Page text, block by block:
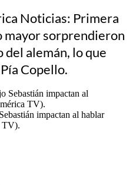
Noticias: Primera
mayor sorprendieron
del alemán, lo que
Copello.
impactan al hablar
TV).